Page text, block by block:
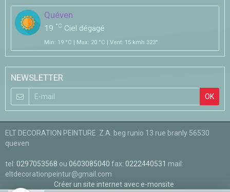
Quéven
19 °C Ciel dégagé
Min: 19 °C | Max: 20 °C | Vent: 15 kmh 323°
NEWSLETTER
OK
ELT DECORATION PEINTURE Z.A. beg runio 13 rue branly 56530
queven
tel: 0297053568 ou 0603085040 fax: 0222440531 mail:
eltdecorationpeintur@gmail.com
Créer un site internet avec e-monsite